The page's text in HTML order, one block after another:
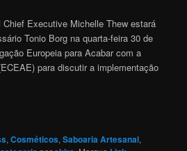
Executive Michelle Thew estará
Tonio Borg na quarta-feira 30 de
Europeia para Acabar com a
para discutir a implementação
,Cosméticos,Saboaria Artesanal,